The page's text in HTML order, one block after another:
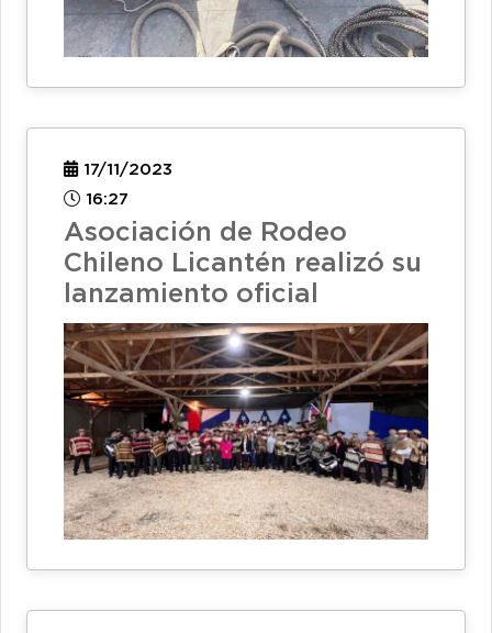
17/11/2023
16:27
Asociación de Rodeo
Chileno Licantén realizó su
lanzamiento oficial